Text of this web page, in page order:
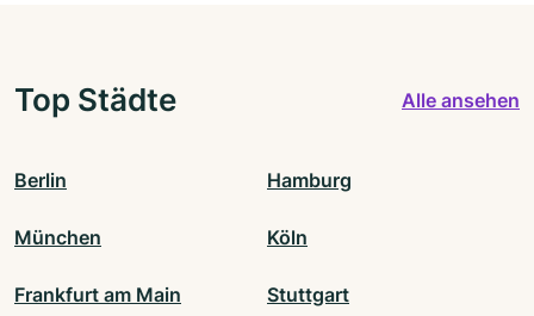
Top Städte Alle ansehen
Berlin Hamburg
München Köln
Frankfurt am Main Stuttgart